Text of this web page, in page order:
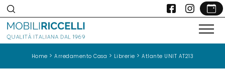
Home >Arredamento Casa > Librerie >Atlante UNIT AT213